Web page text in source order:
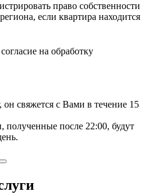
право собственности
если квартира находится
на обработку
свяжется с Вами в течение 15
полученные после 22:00, будут
Найти